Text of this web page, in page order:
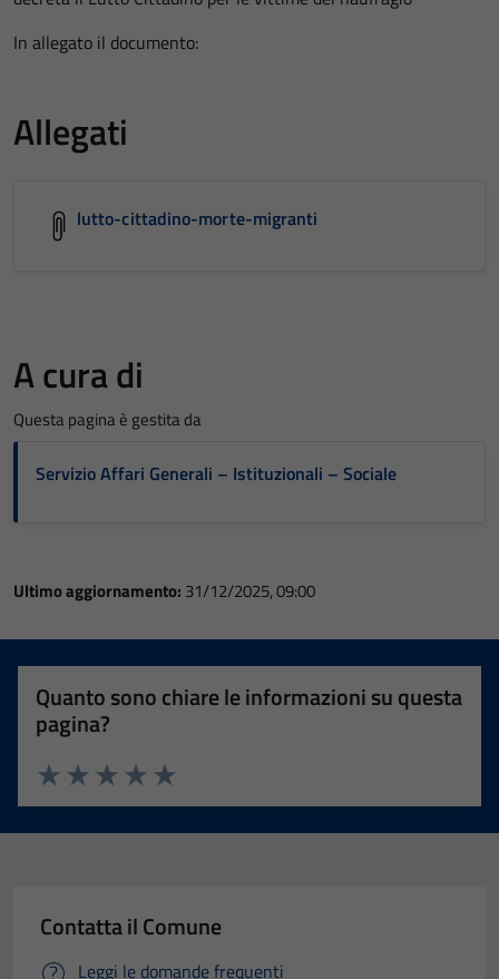
In allegato il documento:
Allegati
lutto-cittadino-morte-migranti
A cura di
Questa pagina è gestita da
Servizio Affari Generali – Istituzionali – Sociale
Ultimo aggiornamento: 31/12/2025, 09:00
Quanto sono chiare le informazioni su questa
pagina?
Valuta 5 stelle su 5
Valuta 4 stelle su 5
Valuta 3 stelle su 5
Valuta 2 stelle su 5
Valuta 1 stelle su 5
Contatta il Comune
Leggi le domande frequenti